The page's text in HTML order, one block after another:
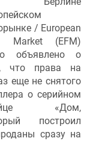
/ European
Market (EFM)
объявлено о
что права на
еще не снятого
о серийном
«Дом,
построил
сразу на